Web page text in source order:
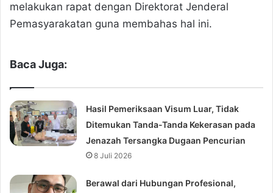
melakukan rapat dengan Direktorat Jenderal
Pemasyarakatan guna membahas hal ini.
Baca Juga:
Hasil Pemeriksaan Visum Luar, Tidak
Ditemukan Tanda-Tanda Kekerasan pada
Jenazah Tersangka Dugaan Pencurian
8 Juli 2026
Berawal dari Hubungan Profesional,